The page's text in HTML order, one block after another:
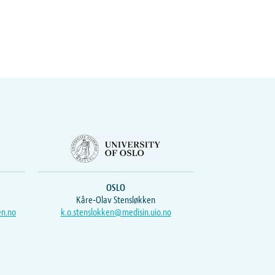
OSLO
Kåre-Olav Stensløkken
k.o.stenslokken@medisin.uio.no